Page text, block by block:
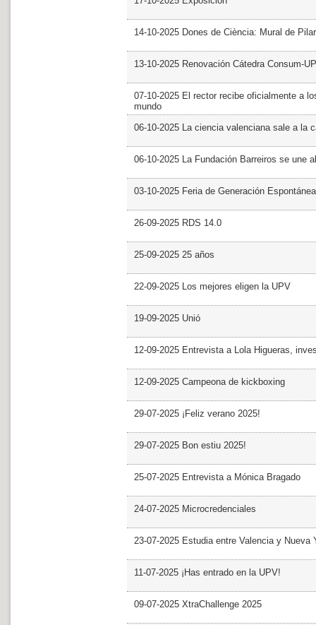
14-10-2025 Dones de Ciència: Mural de
13-10-2025 Renovación Cátedra Consum-
07-10-2025 El rector recibe oficialmente a
mundo
06-10-2025 La ciencia valenciana sale a la
06-10-2025 La Fundación Barreiros se une
03-10-2025 Feria de Generación Espontánea
26-09-2025 RDS 14.0
25-09-2025 25 años
22-09-2025 Los mejores eligen la UPV
19-09-2025 Unió
12-09-2025 Entrevista a Lola Higueras,
12-09-2025 Campeona de kickboxing
29-07-2025 ¡Feliz verano 2025!
29-07-2025 Bon estiu 2025!
25-07-2025 Entrevista a Mónica Bragado
24-07-2025 Microcredenciales
23-07-2025 Estudia entre Valencia y Nueva
11-07-2025 ¡Has entrado en la UPV!
09-07-2025 XtraChallenge 2025